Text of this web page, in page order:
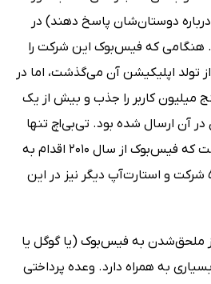
دوستان‌شان پاسخ دهند) در
بگیرید. هنگامی که فیس‌بوک این شرکت را
تولد اپلیکیشن آن می‌گذشت، اما در
کاربر را جذب و بیش از یک
در آن ارسال شده بود. تی‌بی‌اچ تنها
یکی از استارت‌آپ‌هایی است که فیس‌بوک از سال 2010 اقدام به
خرید آن کرده و بیش از 50 شرکت و استارت‌آپ دیگر نیز در این
ملحق‌شدن به فیس‌بوک (یا گوگل یا
به همراه دارد. وعده پرداختی